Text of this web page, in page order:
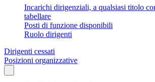
Incarichi dirigenziali, a qualsiasi titolo
tabellare
Posti di funzione disponibili
Ruolo dirigenti
Dirigenti cessati
Posizioni organizzative